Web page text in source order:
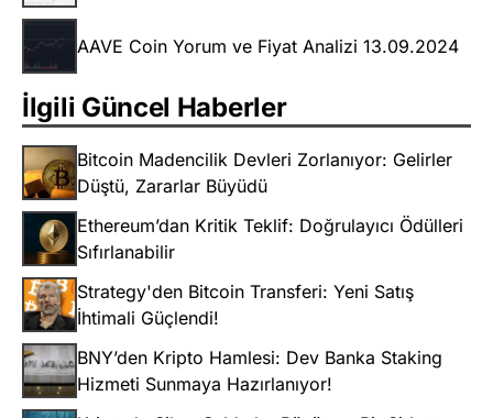
AAVE Coin Yorum ve Fiyat Analizi 13.09.2024
İlgili Güncel Haberler
Bitcoin Madencilik Devleri Zorlanıyor: Gelirler
Düştü, Zararlar Büyüdü
Ethereum’dan Kritik Teklif: Doğrulayıcı Ödülleri
Sıfırlanabilir
Strategy'den Bitcoin Transferi: Yeni Satış
İhtimali Güçlendi!
BNY’den Kripto Hamlesi: Dev Banka Staking
Hizmeti Sunmaya Hazırlanıyor!